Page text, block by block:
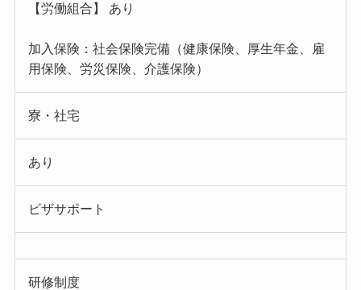
【労働組合】 あり
加入保険：社会保険完備（健康保険、厚生年金、雇
用保険、労災保険、介護保険）
寮・社宅
あり
ビザサポート
研修制度